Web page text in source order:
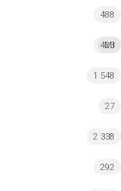
488
MI
423
1 548
27
2 338
292